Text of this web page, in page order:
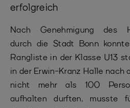
erfolgreich
Nach Genehmigung des
durch die Stadt Bonn
Rangliste in der Klasse U13
in der Erwin-Kranz Halle nach
nicht mehr als 100
aufhalten durften, musste